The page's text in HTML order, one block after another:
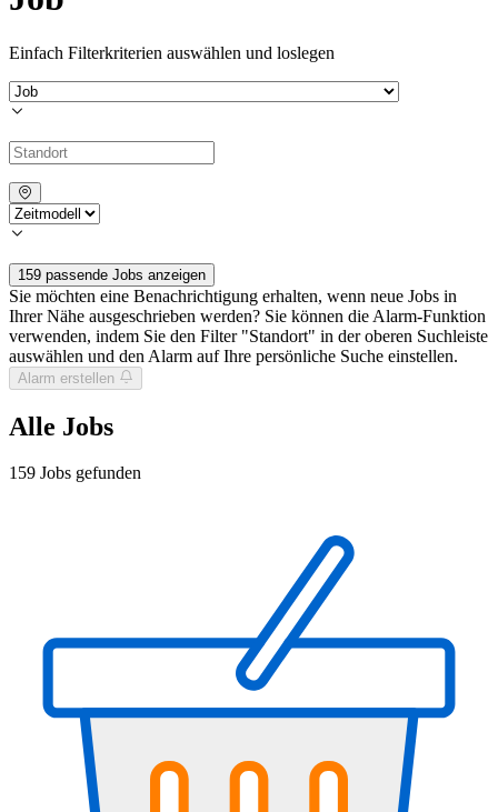
Einfach Filterkriterien auswählen und loslegen
159 passende Jobs anzeigen
Sie möchten eine Benachrichtigung erhalten, wenn neue Jobs in
Ihrer Nähe ausgeschrieben werden? Sie können die Alarm-Funktion
verwenden, indem Sie den Filter "Standort" in der oberen Suchleiste
auswählen und den Alarm auf Ihre persönliche Suche einstellen.
Alarm erstellen
Alle Jobs
159 Jobs gefunden